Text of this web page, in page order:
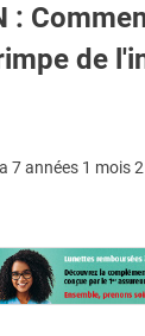
:
de
7 années 1 mois